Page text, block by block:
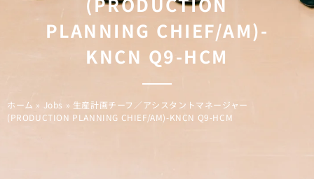
PLANNING CHIEF/AM)-
KNCN Q9-HCM
ホーム » Jobs » 生産計画チーフ／アシスタントマネージャー
(PRODUCTION PLANNING CHIEF/AM)-KNCN Q9-HCM